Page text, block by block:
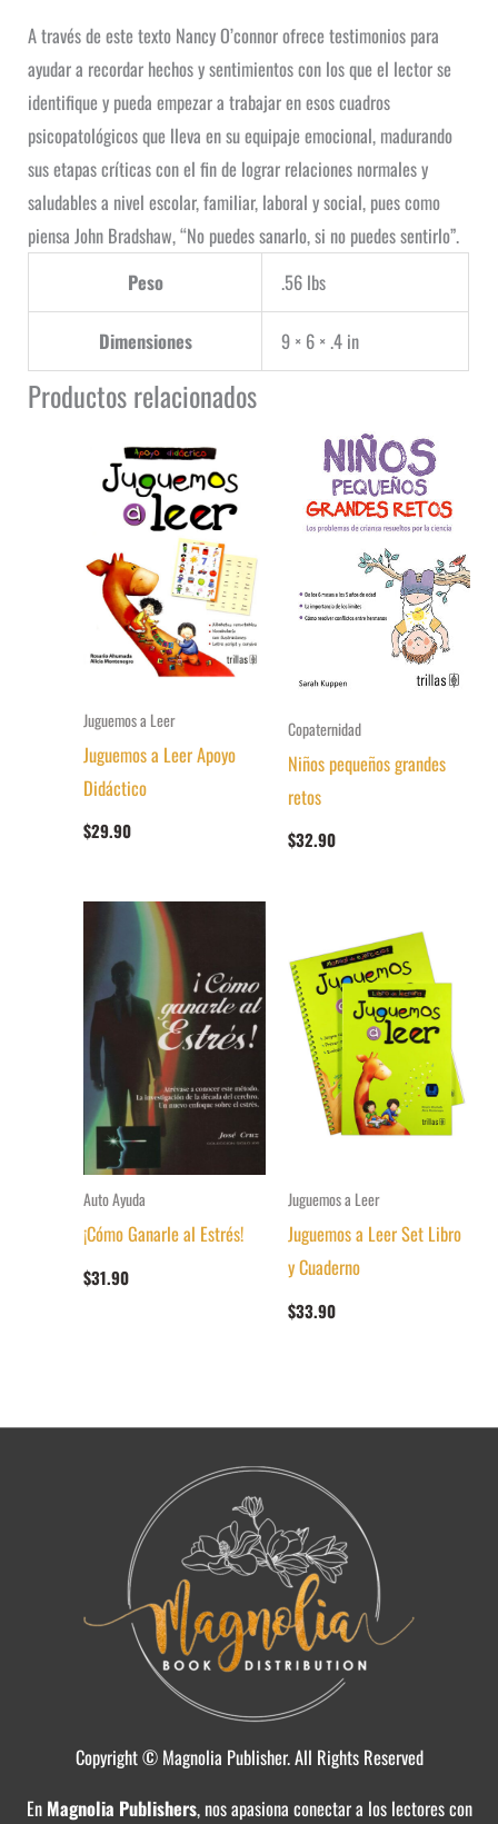
A través de este texto Nancy O’connor ofrece testimonios para
ayudar a recordar hechos y sentimientos con los que el lector se
identifique y pueda empezar a trabajar en esos cuadros
psicopatológicos que lleva en su equipaje emocional, madurando
sus etapas críticas con el fin de lograr relaciones normales y
saludables a nivel escolar, familiar, laboral y social, pues como
piensa John Bradshaw, “No puedes sanarlo, si no puedes sentirlo”.
Peso
.56 lbs
Dimensiones 9 × 6 × .4 in
Productos relacionados
Juguemos a Leer
Juguemos a Leer Apoyo
Didáctico
$29.90
Copaternidad
Niños pequeños grandes
retos
$32.90
Auto Ayuda
¡Cómo Ganarle al Estrés!
$31.90
Juguemos a Leer
Juguemos a Leer Set Libro
y Cuaderno
$33.90
Copyright © Magnolia Publisher. All Rights Reserved
En Magnolia Publishers, nos apasiona conectar a los lectores con